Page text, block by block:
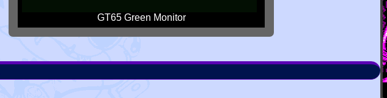
GT65 Green Monitor